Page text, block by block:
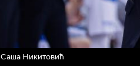
Саша Никитовић